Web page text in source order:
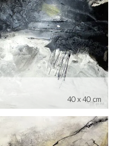
40 x 40 cm